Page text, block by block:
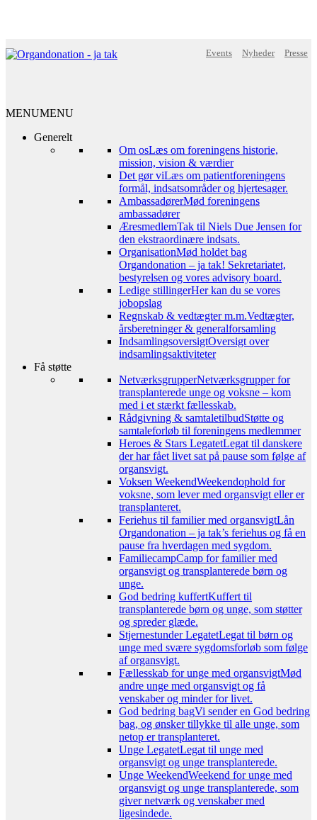
Events Nyheder Presse
MENUMENU
Generelt
Om osLæs om foreningens historie,
mission, vision & værdier
Det gør viLæs om patientforeningens
formål, indsatsområder og hjertesager.
AmbassadørerMød foreningens
ambassadører
ÆresmedlemTak til Niels Due Jensen for
den ekstraordinære indsats.
OrganisationMød holdet bag
Organdonation – ja tak! Sekretariatet,
bestyrelsen og vores advisory board.
Ledige stillingerHer kan du se vores
jobopslag
Regnskab & vedtægter m.m.Vedtægter,
årsberetninger & generalforsamling
IndsamlingsoversigtOversigt over
indsamlingsaktiviteter
Få støtte
NetværksgrupperNetværksgrupper for
transplanterede unge og voksne – kom
med i et stærkt fællesskab.
Rådgivning & samtaletilbudStøtte og
samtaleforløb til foreningens medlemmer
Heroes & Stars LegatetLegat til danskere
der har fået livet sat på pause som følge af
organsvigt.
Voksen WeekendWeekendophold for
voksne, som lever med organsvigt eller er
transplanteret.
Feriehus til familier med organsvigtLån
Organdonation – ja tak’s feriehus og få en
pause fra hverdagen med sygdom.
FamiliecampCamp for familier med
organsvigt og transplanterede børn og
unge.
God bedring kuffertKuffert til
transplanterede børn og unge, som støtter
og spreder glæde.
Stjernestunder LegatetLegat til børn og
unge med svære sygdomsforløb som følge
af organsvigt.
Fællesskab for unge med organsvigtMød
andre unge med organsvigt og få
venskaber og minder for livet.
God bedring bagVi sender en God bedring
bag, og ønsker tillykke til alle unge, som
netop er transplanteret.
Unge LegatetLegat til unge med
organsvigt og unge transplanterede.
Unge WeekendWeekend for unge med
organsvigt og unge transplanterede, som
giver netværk og venskaber med
ligesindede.